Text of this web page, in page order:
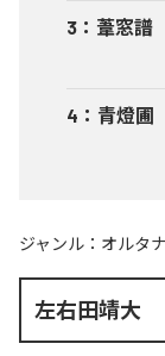
3 ： 葦窓譜
4 ： 青燈圃
ジャンル： オルタ
左右田靖大